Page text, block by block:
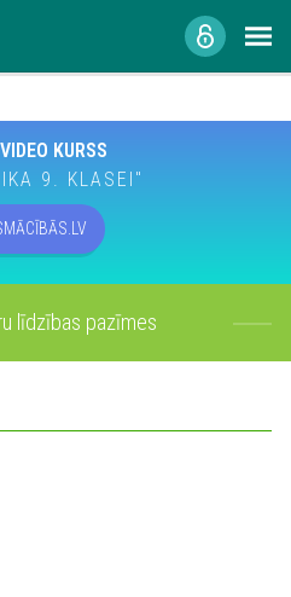
KURSS
9. KLASEI"
līdzības pazīmes